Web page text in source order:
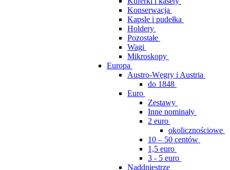
Konserwacja
Kapsle i pudełka
Holdery
Pozostałe
Wagi
Mikroskopy
Europa
Austro-Węgry i Austria
do 1848
Euro
Zestawy
Inne nominały
2 euro
okolicznościowe
10 – 50 centów
1,5 euro
3 - 5 euro
Naddniestrze